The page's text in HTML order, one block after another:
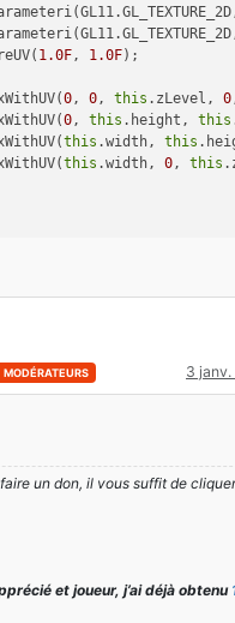
1.0F , 1.0F);
0 , 0 , this .zLevel, 0
0 , this .height, this
this .width, this
this .width, 0 , this
MODÉRATEURS 3 janv.
un don, il vous suffit de
et joueur, j’ai déjà obtenu